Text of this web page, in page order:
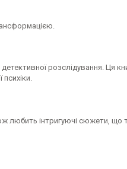
розслідування. Ця
любить інтригуючі сюжети,